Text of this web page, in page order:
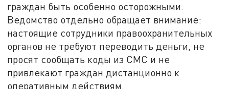
граждан быть особенно осторожными.
Ведомство отдельно обращает внимание:
настоящие сотрудники правоохранительных
органов не требуют переводить деньги, не
просят сообщать коды из СМС и не
привлекают граждан дистанционно к
оперативным действиям.